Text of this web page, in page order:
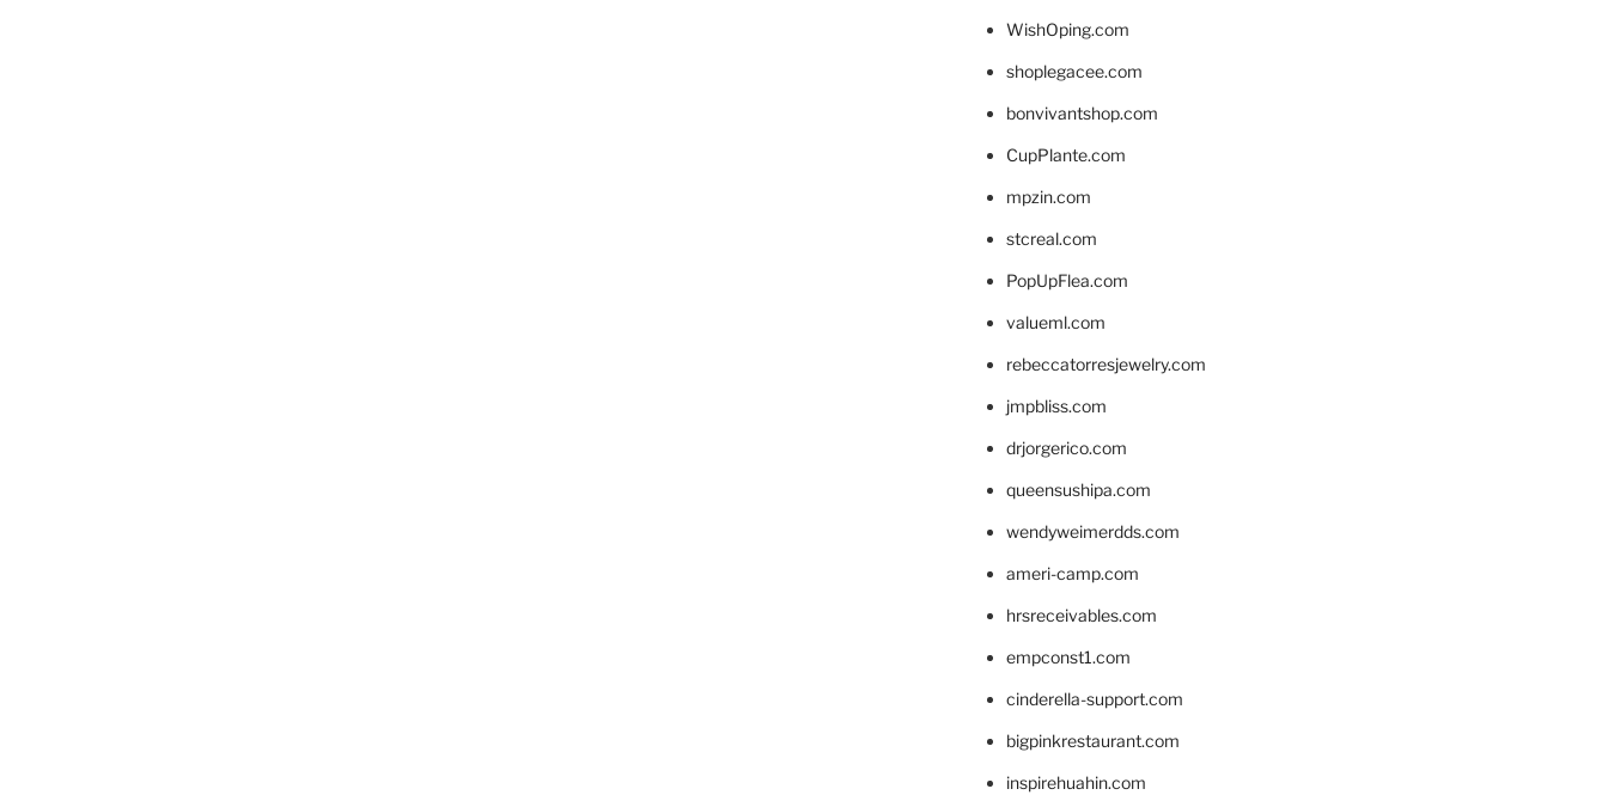
WishOping.com
shoplegacee.com
bonvivantshop.com
CupPlante.com
mpzin.com
stcreal.com
PopUpFlea.com
valueml.com
rebeccatorresjewelry.com
jmpbliss.com
drjorgerico.com
queensushipa.com
wendyweimerdds.com
ameri-camp.com
hrsreceivables.com
empconst1.com
cinderella-support.com
bigpinkrestaurant.com
inspirehuahin.com